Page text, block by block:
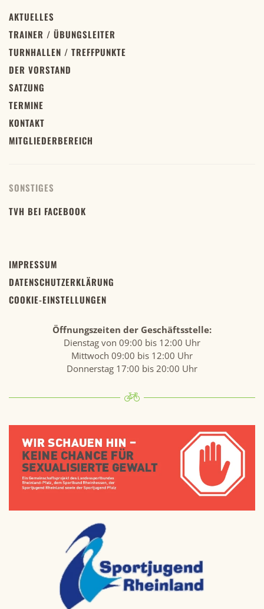
AKTUELLES
TRAINER / ÜBUNGSLEITER
TURNHALLEN / TREFFPUNKTE
DER VORSTAND
SATZUNG
TERMINE
KONTAKT
MITGLIEDERBEREICH
SONSTIGES
TVH BEI FACEBOOK
IMPRESSUM
DATENSCHUTZERKLÄRUNG
COOKIE-EINSTELLUNGEN
Öffnungszeiten der Geschäftsstelle:
Dienstag von 09:00 bis 12:00 Uhr
Mittwoch 09:00 bis 12:00 Uhr
Donnerstag 17:00 bis 20:00 Uhr